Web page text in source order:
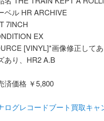
ベル HR ARCHIVE
7INCH
EX
[VINYL]*画像修正して
あり、HR2 A.B
済価格 ￥5,800
ログレコードブート買取キャ